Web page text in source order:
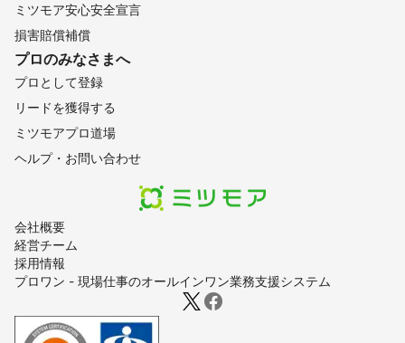
会社概要
経営チーム
採用情報
プロワン - 現場仕事のオールインワン業務支援システム
ミツモア安心安全宣言
損害賠償補償
プロのみなさまへ
プロとして登録
リードを獲得する
ミツモアプロ道場
ヘルプ・お問い合わせ